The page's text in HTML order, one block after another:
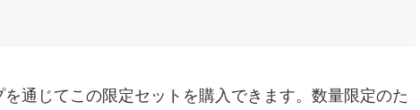
通じてこの限定セットを購入できます。数量限定のた